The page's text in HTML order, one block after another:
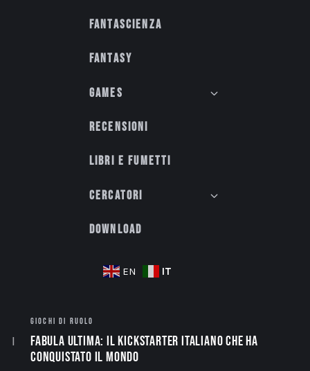
Fantascienza
Fantasy
Games
Recensioni
Libri e fumetti
Cercatori
Download
EN IT
GIOCHI DI RUOLO
Fabula Ultima: il Kickstarter italiano che ha
conquistato il mondo